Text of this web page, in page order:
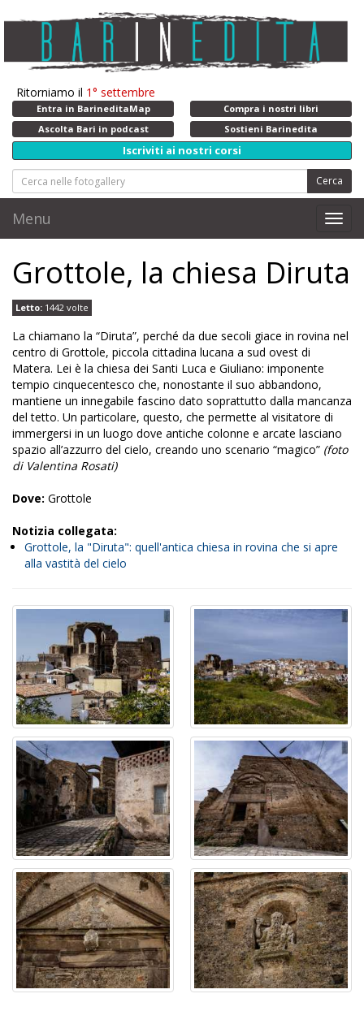
Ritorniamo il 1° settembre
Entra in BarineditaMap
Compra i nostri libri
Ascolta Bari in podcast
Sostieni Barinedita
Iscriviti ai nostri corsi
Cerca
Menu
Grottole, la chiesa Diruta
Letto: 1442 volte
La chiamano la “Diruta”, perché da due secoli giace in rovina nel
centro di Grottole, piccola cittadina lucana a sud ovest di
Matera. Lei è la chiesa dei Santi Luca e Giuliano: imponente
tempio cinquecentesco che, nonostante il suo abbandono,
mantiene un innegabile fascino dato soprattutto dalla mancanza
del tetto. Un particolare, questo, che permette al visitatore di
immergersi in un luogo dove antiche colonne e arcate lasciano
spazio all’azzurro del cielo, creando uno scenario “magico” (foto
di Valentina Rosati)
Dove: Grottole
Notizia collegata:
Grottole, la "Diruta": quell'antica chiesa in rovina che si apre
alla vastità del cielo